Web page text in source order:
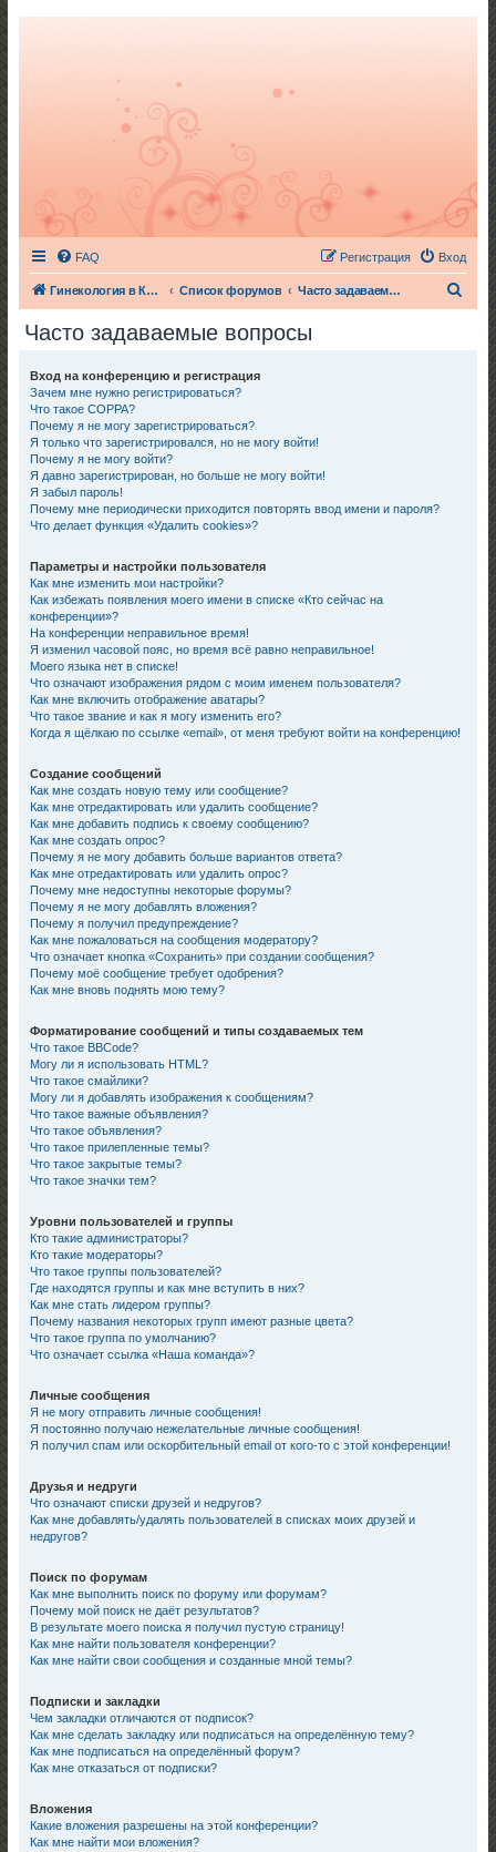
FAQ Вход
Регистрация
Гинекология в Киеве Список форумов Часто задаваемые вопросы
Часто задаваемые вопросы
Вход на конференцию и регистрация
Зачем мне нужно регистрироваться?
Что такое COPPA?
Почему я не могу зарегистрироваться?
Я только что зарегистрировался, но не могу войти!
Почему я не могу войти?
Я давно зарегистрирован, но больше не могу войти!
Я забыл пароль!
Почему мне периодически приходится повторять ввод имени и пароля?
Что делает функция «Удалить cookies»?
Параметры и настройки пользователя
Как мне изменить мои настройки?
Как избежать появления моего имени в списке «Кто сейчас на
конференции»?
На конференции неправильное время!
Я изменил часовой пояс, но время всё равно неправильное!
Моего языка нет в списке!
Что означают изображения рядом с моим именем пользователя?
Как мне включить отображение аватары?
Что такое звание и как я могу изменить его?
Когда я щёлкаю по ссылке «email», от меня требуют войти на конференцию!
Создание сообщений
Как мне создать новую тему или сообщение?
Как мне отредактировать или удалить сообщение?
Как мне добавить подпись к своему сообщению?
Как мне создать опрос?
Почему я не могу добавить больше вариантов ответа?
Как мне отредактировать или удалить опрос?
Почему мне недоступны некоторые форумы?
Почему я не могу добавлять вложения?
Почему я получил предупреждение?
Как мне пожаловаться на сообщения модератору?
Что означает кнопка «Сохранить» при создании сообщения?
Почему моё сообщение требует одобрения?
Как мне вновь поднять мою тему?
Форматирование сообщений и типы создаваемых тем
Что такое BBCode?
Могу ли я использовать HTML?
Что такое смайлики?
Могу ли я добавлять изображения к сообщениям?
Что такое важные объявления?
Что такое объявления?
Что такое прилепленные темы?
Что такое закрытые темы?
Что такое значки тем?
Уровни пользователей и группы
Кто такие администраторы?
Кто такие модераторы?
Что такое группы пользователей?
Где находятся группы и как мне вступить в них?
Как мне стать лидером группы?
Почему названия некоторых групп имеют разные цвета?
Что такое группа по умолчанию?
Что означает ссылка «Наша команда»?
Личные сообщения
Я не могу отправить личные сообщения!
Я постоянно получаю нежелательные личные сообщения!
Я получил спам или оскорбительный email от кого-то с этой конференции!
Друзья и недруги
Что означают списки друзей и недругов?
Как мне добавлять/удалять пользователей в списках моих друзей и
недругов?
Поиск по форумам
Как мне выполнить поиск по форуму или форумам?
Почему мой поиск не даёт результатов?
В результате моего поиска я получил пустую страницу!
Как мне найти пользователя конференции?
Как мне найти свои сообщения и созданные мной темы?
Подписки и закладки
Чем закладки отличаются от подписок?
Как мне сделать закладку или подписаться на определённую тему?
Как мне подписаться на определённый форум?
Как мне отказаться от подписки?
Вложения
Какие вложения разрешены на этой конференции?
Как мне найти мои вложения?